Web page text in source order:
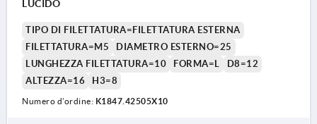
LUCIDO
TIPO DI FILETTATURA=FILETTATURA ESTERNA
FILETTATURA=M5
DIAMETRO ESTERNO=25
LUNGHEZZA FILETTATURA=10
FORMA=L
D8=12
ALTEZZA=16
H3=8
Numero d’ordine: K1847.42505X10